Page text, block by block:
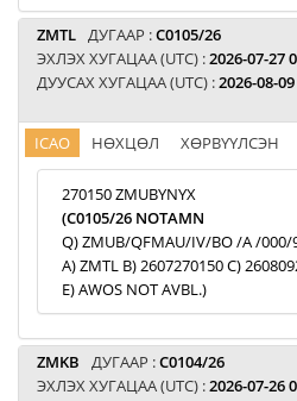
ZMTL ДУГААР :C0105/26
ЭХЛЭХ ХУГАЦАА (UTC) :2026-07-27
ДУУСАХ ХУГАЦАА (UTC) :2026-08-
ICAO НӨХЦӨЛ ХӨРВҮҮЛСЭН
270150 ZMUBYNYX
(C0105/26 NOTAMN
Q) ZMUB/QFMAU/IV/BO /A /000/
A) ZMTL B) 2607270150 C)
E) AWOS NOT AVBL.)
ZMKB ДУГААР :C0104/26
ЭХЛЭХ ХУГАЦАА (UTC) :2026-07-26